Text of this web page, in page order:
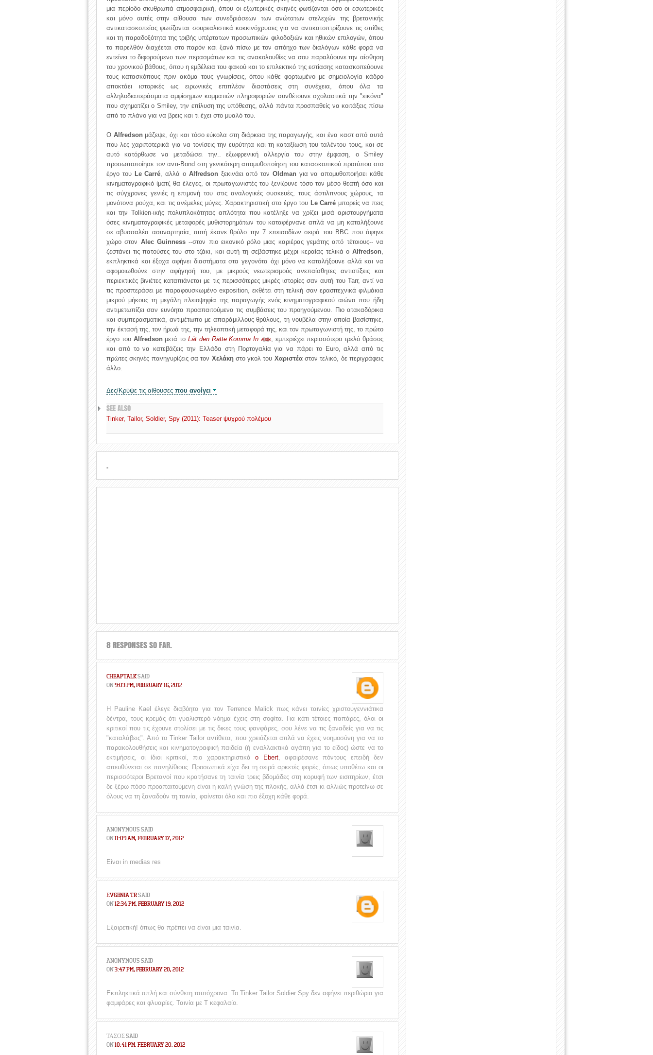
μια περίοδο σκυθρωπά ατμοσφαιρική, όπου οι εξωτερικές σκηνές φωτίζονται όσο οι εσωτερικές
και μόνο αυτές στην αίθουσα των συνεδριάσεων των ανώτατων στελεχών της βρετανικής
αντικατασκοπείας φωτίζονται σουρεαλιστικά κοκκινόχρυσες για να αντικατοπτρίζουνε τις σπίθες
και τη παραδοξότητα της τριβής υπέρτατων προσωπικών φιλοδοξιών και ηθικών επιλογών, όπου
το παρελθόν διαχέεται στο παρόν και ξανά πίσω με τον απόηχο των διαλόγων κάθε φορά να
εντείνει το διφορούμενο των περασμάτων και τις ανακολουθίες να σου παραλύουνε την αίσθηση
του χρονικού βάθους, όπου η εμβέλεια του φακού και το επιλεκτικό της εστίασης κατασκοπεύουνε
τους κατασκόπους πριν ακόμα τους γνωρίσεις, όπου κάθε φορτωμένο με σημειολογία κάδρο
αποκτάει ιστορικές ως ειρωνικές επιπλέον διαστάσεις στη συνέχεια, όπου όλα τα
αλληλοδιαπεράσματα αμφίσημων κομματιών πληροφοριών συνθέτουνε σχολαστικά την "εικόνα"
που σχηματίζει ο Smiley, την επίλυση της υπόθεσης, αλλά πάντα προσπαθείς να κοιτάξεις πίσω
από το πλάνο για να βρεις και τι έχει στο μυαλό του.
Ο Alfredsonμάζεψε, όχι και τόσο εύκολα στη διάρκεια της παραγωγής, και ένα καστ από αυτά
που λες χαριποτερικά για να τονίσεις την ευρύτητα και τη καταξίωση του ταλέντου τους, και σε
αυτό κατόρθωσε να μεταδώσει την.. εξωφρενική αλλεργία του στην έμφαση, ο Smiley
προσωποποίησε τον αντι-Bond στη γενικότερη απομυθοποίηση του κατασκοπικού προτύπου στο
έργο του Le Carré, αλλά ο Alfredsonξεκινάει από τον Oldmanγια να απομυθοποιήσει κάθε
κινηματογραφικό ίματζ θα έλεγες, οι πρωταγωνιστές του ξενίζουνε τόσο τον μέσο θεατή όσο και
τις σύγχρονες γενιές η επιμονή του στις αναλογικές συσκευές, τους άστιλπνους χώρους, τα
μονότονα ρούχα, και τις ανέμελες μύγες. Χαρακτηριστική στο έργο του Le Carré μπορείς να πεις
και την Tolkien-ικής πολυπλοκότητας απλότητα που κατέληξε να χρίζει μισά αριστουργήματα
όσες κινηματογραφικές μεταφορές μυθιστορημάτων του καταφέρνανε απλά να μη καταλήξουνε
σε αβυσσαλέα ασυναρτησία, αυτή έκανε θρύλο την 7 επεισοδίων σειρά του BBC που άφηνε
χώρο στον Alec Guinness--στον πιο εικονικό ρόλο μιας καριέρας γεμάτης από τέτοιους-- να
ζεστάνει τις πατούσες του στο τζάκι, και αυτή τη σεβάστηκε μέχρι κεραίας τελικά ο Alfredson,
εκπληκτικά και έξοχα αφήνει διαστήματα στα γεγονότα όχι μόνο να καταλήξουνε αλλά και να
αφομοιωθούνε στην αφήγησή του, με μικρούς νεωτερισμούς ανεπαίσθητες αντιστίξεις και
περιεκτικές βινιέτες καταπιάνεται με τις περισσότερες μικρές ιστορίες σαν αυτή του Tarr, αντί να
τις προσπεράσει με παραφουσκωμένο exposition, εκθέτει στη τελική σαν ερασιτεχνικά φιλμάκια
μικρού μήκους τη μεγάλη πλειοψηφία της παραγωγής ενός κινηματογραφικού αιώνα που ήδη
αντιμετωπίζει σαν ευνόητα προαπαιτούμενα τις συμβάσεις του προηγούμενου. Πιο ατακαδόρικα
και συμπερασματικά, αντιμέτωπο με απαράμιλλους θρύλους, τη νουβέλα στην οποία βασίστηκε,
την έκτασή της, τον ήρωά της, την τηλεοπτική μεταφορά της, και τον πρωταγωνιστή της, το πρώτο
έργο του Alfredsonμετά το Låt den Rätte Komma In 2008, εμπεριέχει περισσότερο τρελό θράσος
και από το να κατεβάζεις την Ελλάδα στη Πορτογαλία για να πάρει το Euro, αλλά από τις
πρώτες σκηνές πανηγυρίζεις σα τον Χελάκηστο γκολ του Χαριστέαστον τελικό, δε περιγράφεις
άλλο.
Δες/Κρύψε τις αίθουσες που ανοίγει
SEE ALSO
Tinker, Tailor, Soldier, Spy (2011): Teaser ψυχρού πολέμου
.
8 RESPONSES SO FAR.
CHEAPTALKSAID
ON9:03 PM, FEBRUARY 16, 2012
Η Pauline Kael έλεγε διαβόητα για τον Terrence Malick πως κάνει ταινίες χριστουγεννιάτικα
δέντρα, τους κρεμάς ότι γυαλιστερό νόημα έχεις στη σοφίτα. Για κάτι τέτοιες παπάρες, όλοι οι
κριτικοί που τις έχουνε στολίσει με τις δικες τους φανφάρες, σου λένε να τις ξαναδείς για να τις
"καταλάβεις". Από το Tinker Tailor αντίθετα, που χρειάζεται απλά να έχεις νοημοσύνη για να το
παρακολουθήσεις και κινηματογραφική παιδεία (ή εναλλακτικά αγάπη για το είδος) ώστε να το
εκτιμήσεις, οι ίδιοι κριτικοί, πιο χαρακτηριστικάο Ebert, αφαιρέσανε πόντους επειδή δεν
απευθύνεται σε πανηλίθιους. Προσωπικά είχα δει τη σειρά αρκετές φορές, όπως υποθέτω και οι
περισσότεροι Βρετανοί που κρατήσανε τη ταινία τρεις βδομάδες στη κορυφή των εισιτηρίων, έτσι
δε ξέρω πόσο προαπαιτούμενη είναι η καλή γνώση της πλοκής, αλλά έτσι κι αλλιώς προτείνω σε
όλους να τη ξαναδούν τη ταινία, φαίνεται όλο και πιο έξοχη κάθε φορά.
ANONYMOUS SAID
ON11:09 AM, FEBRUARY 17, 2012
Είναι in medias res
ΕVGENIA TRSAID
ON12:34 PM, FEBRUARY 19, 2012
Εξαιρετική! όπως θα πρέπει να είναι μια ταινία.
ANONYMOUS SAID
ON3:47 PM, FEBRUARY 20, 2012
Εκπληκτικά απλή και σύνθετη ταυτόχρονα. Το Tinker Tailor Soldier Spy δεν αφήνει περιθώρια για
φαμφάρες και φλυαρίες. Ταινία με Τ κεφαλαίο.
ΤΆΣΟΣSAID
ON10:41 PM, FEBRUARY 20, 2012